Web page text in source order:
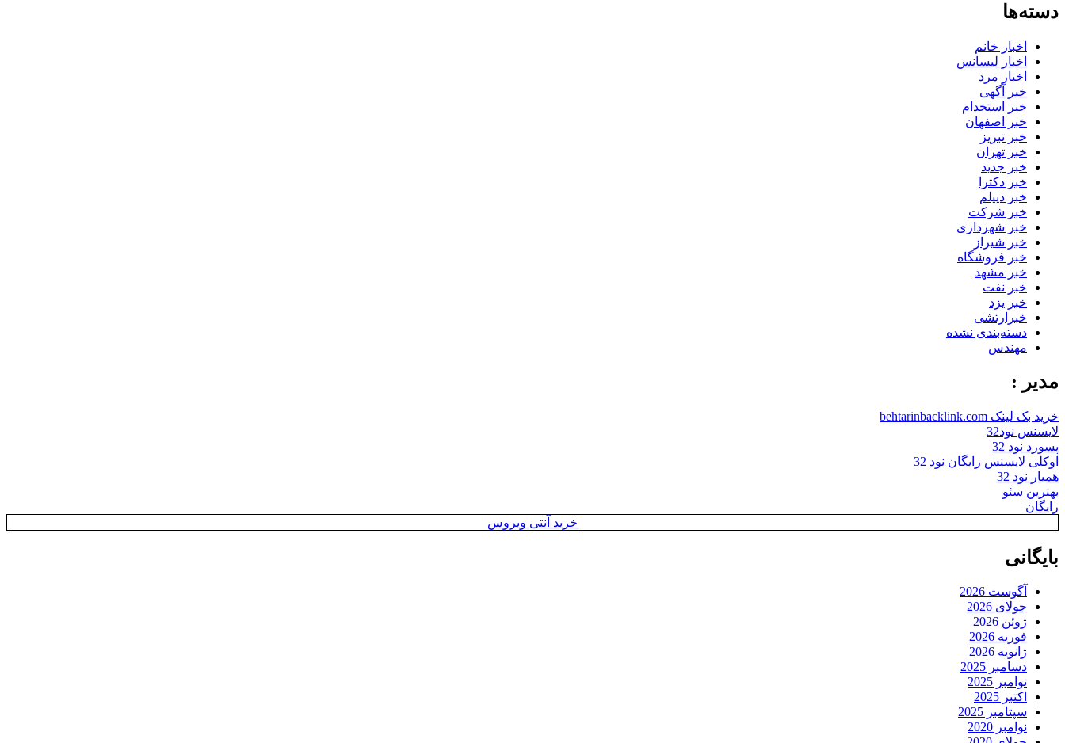
دسته‌ها
اخبار خانم
اخبار لیسانس
اخبار مرد
خبر آگهی
خبر استخدام
خبر اصفهان
خبر تبریز
خبر تهران
خبر جدید
خبر دکترا
خبر دیپلم
خبر شرکت
خبر شهرداری
خبر شیراز
خبر فروشگاه
خبر مشهد
خبر نفت
خبر یزد
خبرارتشی
دسته‌بندی نشده
مهندس
مدیر :
خرید بک لینک behtarinbacklink.com
لایسنس نود32
پسورد نود 32
اوکلی لایسنس رایگان نود 32
همیار نود 32
بهترین سئو
رایگان
خرید آنتی ویروس
بایگانی
آگوست 2026
جولای 2026
ژوئن 2026
فوریه 2026
ژانویه 2026
دسامبر 2025
نوامبر 2025
اکتبر 2025
سپتامبر 2025
نوامبر 2020